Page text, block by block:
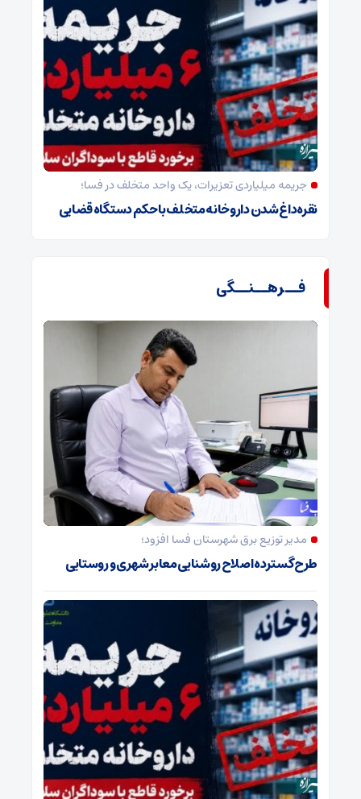
جریمه میلیاردی تعزیرات، یک واحد متخلف در فسا؛
نقره‌داغ شدن داروخانه متخلف با حکم دستگاه قضایی
فــرهــنــگی
مدیر توزیع برق شهرستان فسا افزود؛
طرح گسترده اصلاح روشنایی معابر شهری و روستایی